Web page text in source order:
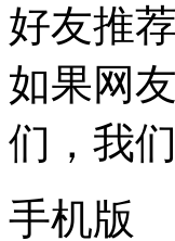
好友推
如果网
们，我
手机版